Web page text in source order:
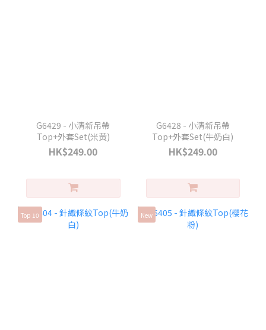
G6429 - 小清新吊帶
Top+外套Set(米黃)
HK$249.00
G6428 - 小清新吊帶
Top+外套Set(牛奶白)
HK$249.00
Top 10 New